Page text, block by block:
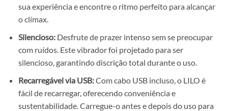
sua experiência e encontre o ritmo perfeito para alcançar
o clímax.
Silencioso:Desfrute de prazer intenso sem se preocupar
com ruídos. Este vibrador foi projetado para ser
silencioso, garantindo discrição total durante o uso.
Recarregável via USB:Com cabo USB incluso, o LILO é
fácil de recarregar, oferecendo conveniência e
sustentabilidade. Carregue-o antes e depois do uso para